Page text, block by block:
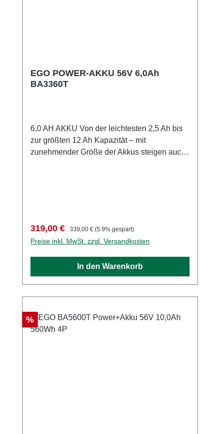
EGO POWER-AKKU 56V 6,0Ah
BA3360T
6,0 AH AKKU Von der leichtesten 2,5 Ah bis
zur größten 12 Ah Kapazität – mit
zunehmender Größe der Akkus steigen auch
Verkaufspreis:
319,00 € Regulärer Preis:
339,00 € (5.9% gespart)
Preise inkl. MwSt. zzgl. Versandkosten
In den Warenkorb
Rabatt
%